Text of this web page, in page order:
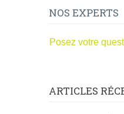
NOS EXPERTS
Posez votre
ARTICLES